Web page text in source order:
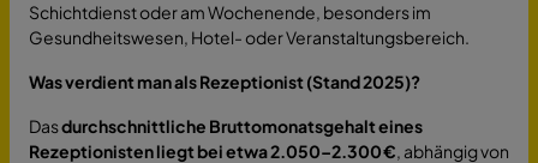
Schichtdienst oder am Wochenende, besonders im
Gesundheitswesen, Hotel- oder Veranstaltungsbereich.
Was verdient man als Rezeptionist (Stand 2025)?
Dasdurchschnittliche Bruttomonatsgehalt eines
Rezeptionisten liegt bei etwa 2.050–2.300 €, abhängig von